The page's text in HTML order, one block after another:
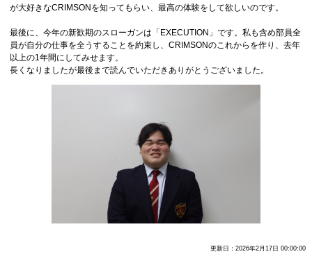
が大好きなCRIMSONを知ってもらい、最高の体験をして欲しいのです。
最後に、今年の新歓期のスローガンは「EXECUTION」です。私も含め部員全
員が自分の仕事を全うすることを約束し、CRIMSONのこれからを作り、去年
以上の1年間にしてみせます。
長くなりましたが最後まで読んでいただきありがとうございました。
更新日：2026年2月17日 00:00:00